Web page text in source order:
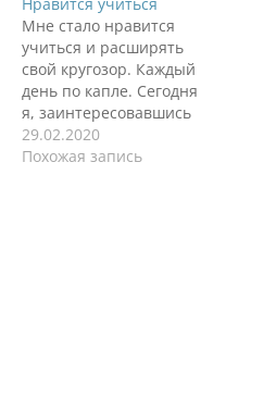
Мне стало нравится
учиться и расширять
свой кругозор. Каждый
день по капле. Сегодня
я, заинтересовавшись
вопросом
радиосообщения в
29.02.2020
Похожая запись